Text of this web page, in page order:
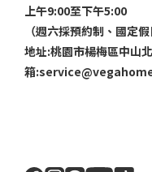
上午9:00至下午5:00
（週六採預約制、國定假
地址:桃園市楊梅區中山
箱